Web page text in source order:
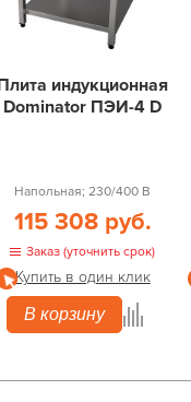
индукционная
Dominator ПЭИ-4 D
Напольная; 230/400 В
115 308 руб.
Заказ (уточнить срок)
Купить в один клик
В корзину